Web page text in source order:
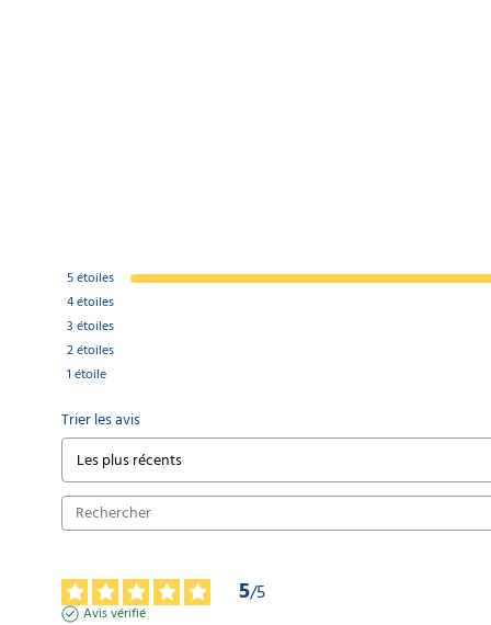
5étoiles
4étoiles
3 étoiles
2étoiles
1 étoile
Trier les avis
5/5
Avis vérifié